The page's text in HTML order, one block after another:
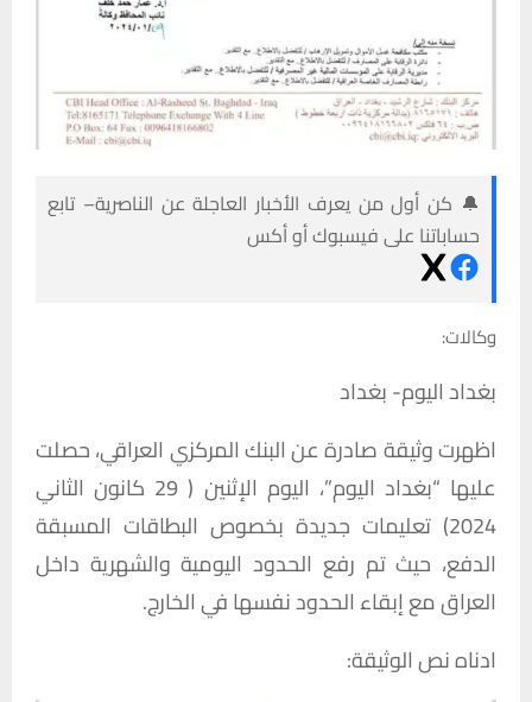
🔔 كن أول من يعرف الأخبار العاجلة عن الناصرية– تابع
حساباتنا على فيسبوك أو أكس
وكالات:
بغداد اليوم- بغداد
اظهرت وثيقة صادرة عن البنك المركزي العراقي، حصلت
عليها “بغداد اليوم”، اليوم الإثنين ( 29 كانون الثاني
2024) تعليمات جديدة بخصوص البطاقات المسبقة
الدفع، حيث تم رفع الحدود اليومية والشهرية داخل
العراق مع إبقاء الحدود نفسها في الخارج.
ادناه نص الوثيقة: